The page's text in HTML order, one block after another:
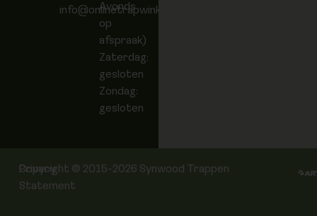
info@onlinetrapwinkel.nl
Avonds
op
afspraak)
Zaterdag:
gesloten
Zondag:
gesloten
Privacy
Statement
Copyright © 2015-2026 Synwood Trappen